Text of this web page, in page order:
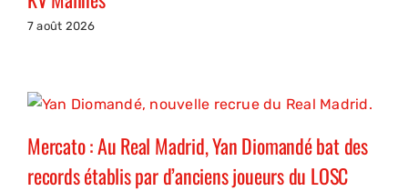
7 août 2026
Mercato : Au Real Madrid, Yan Diomandé bat des
records établis par d’anciens joueurs du LOSC